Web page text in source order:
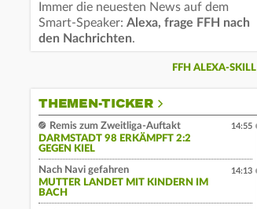
Immer die neuesten News auf dem
Smart-Speaker: Alexa, frage FFH nach
den Nachrichten.
FFH ALEXA-SKILL
THEMEN-TICKER
Remis zum Zweitliga-Auftakt
DARMSTADT 98 ERKÄMPFT 2:2
GEGEN KIEL
14:55
Nach Navi gefahren
MUTTER LANDET MIT KINDERN IM
BACH
14:13